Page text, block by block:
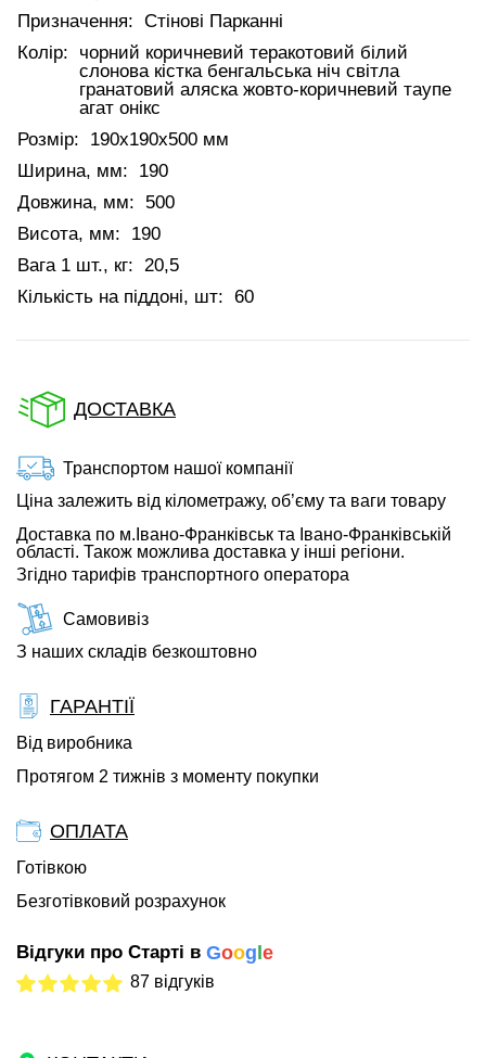
Призначення: Стінові Парканні
Колір:
чорний коричневий теракотовий білий
слонова кістка бенгальська ніч світла
гранатовий аляска жовто-коричневий таупе
агат онікс
Розмір:
190х190х500 мм
Ширина, мм:
190
Довжина, мм:
500
Висота, мм:
190
Вага 1 шт., кг: 20,5
Кількість на піддоні, шт: 60
ДОСТАВКА
Транспортом нашої компанії
Ціна залежить від кілометражу, об’єму та ваги товару
Доставка по м.Івано-Франківськ та Івано-Франківській
області. Також можлива доставка у інші регіони.
Згідно тарифів транспортного оператора
Самовивіз
З наших складів безкоштовно
ГАРАНТІЇ
Від виробника
Протягом 2 тижнів з моменту покупки
ОПЛАТА
Готівкою
Безготівковий розрахунок
Відгуки про Старті в Goog e
87 відгуків